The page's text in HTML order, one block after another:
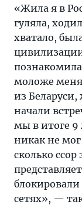
живем,
выживаем
«Жила я в
гуляла,
хватало,
моложе
из
начали
мы в итоге 9
никак не
сколько
блокировали
сетях», —